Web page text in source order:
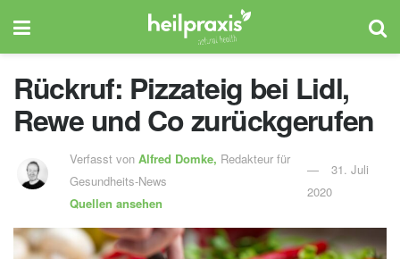
Rückruf: Pizzateig bei Lidl,
Rewe und Co zurückgerufen
Verfasst vonAlfred Domke, Redakteur für
Gesundheits-News
Quellen ansehen
31. Juli
2020